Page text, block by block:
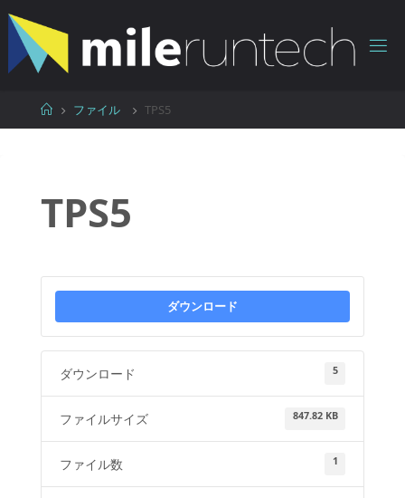
コ
ン
ホ
ー
ファイル TPS5
TPS5
ダウンロード
ダウンロード 5
ファイルサイズ 847.82 KB
ファイル数 1